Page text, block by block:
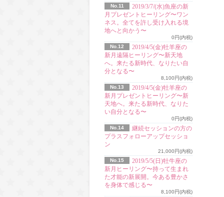
No.11
2019/3/7/(水)魚座の新
月プレゼントヒーリング〜ワン
ネス。全てを許し受け入れる境
地へと向かう〜
0円(内税)
No.12
2019/4/5(金)牡羊座の
新月遠隔ヒーリング〜新天地
へ。来たる新時代、なりたい自
分となる〜
8,100円(内税)
No.13
2019/4/5(金)牡羊座の
新月プレゼントヒーリング〜新
天地へ。来たる新時代、なりた
い自分となる〜
0円(内税)
No.14
継続セッションの方の
プラスフォローアップセッショ
ン
21,000円(内税)
No.15
2019/5/5(日)牡牛座の
新月ヒーリング〜持って生まれ
た才能の新展開。今ある豊かさ
を身体で感じる〜
8,100円(内税)